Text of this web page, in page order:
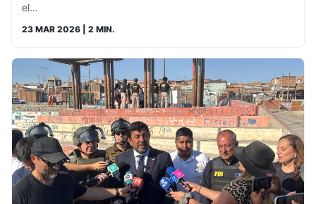
el…
23 MAR 2026 | 2 MIN.